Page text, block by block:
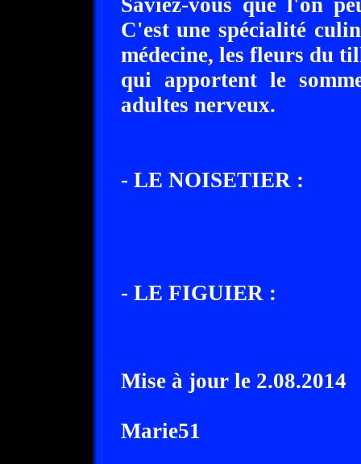
Saviez-vous que l'on
C'est une spécialité
médecine, les fleurs du
qui apportent le
adultes nerveux.
- LE NOISETIER :
- LE FIGUIER :
Mise à jour le 2.08.2014
Marie51